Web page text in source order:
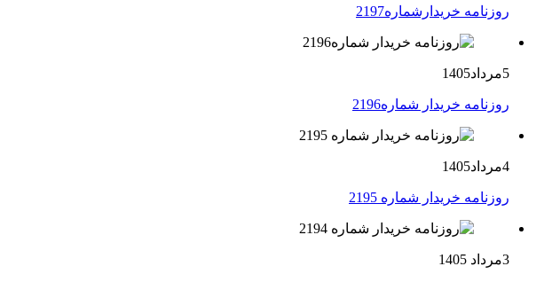
روزنامه خریدارشماره2197
5مرداد1405
روزنامه خریدار شماره2196
4مرداد1405
روزنامه خریدار شماره 2195
3مرداد 1405